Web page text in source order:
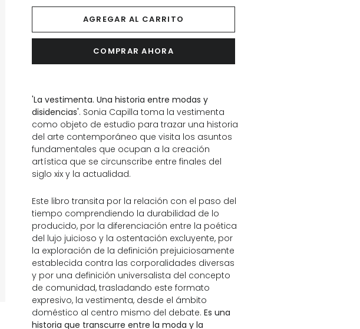
AGREGAR AL CARRITO
COMPRAR AHORA
'La vestimenta. Una historia entre modas y
disidencias'. Sonia Capilla toma la vestimenta
como objeto de estudio para trazar una historia
del arte contemporáneo que visita los asuntos
fundamentales que ocupan a la creación
artística que se circunscribe entre finales del
siglo xix y la actualidad.
Este libro transita por la relación con el paso del
tiempo comprendiendo la durabilidad de lo
producido, por la diferenciación entre la poética
del lujo juicioso y la ostentación excluyente, por
la exploración de la definición prejuiciosamente
establecida contra las corporalidades diversas
y por una definición universalista del concepto
de comunidad, trasladando este formato
expresivo, la vestimenta, desde el ámbito
doméstico al centro mismo del debate. Es una
historia que transcurre entre la moda y la